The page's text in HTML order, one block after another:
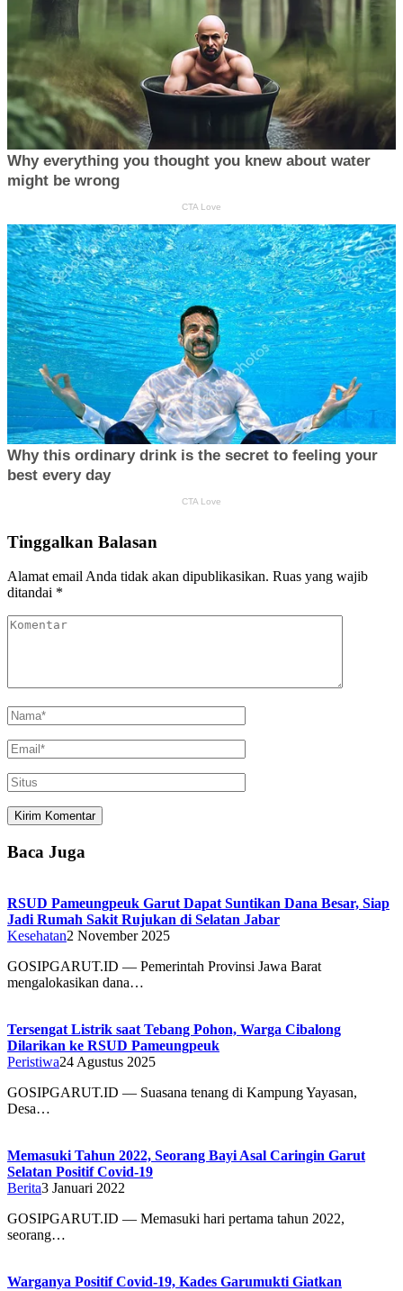
Tinggalkan Balasan
Alamat email Anda tidak akan dipublikasikan. Ruas yang wajib
ditandai *
Baca Juga
RSUD Pameungpeuk Garut Dapat Suntikan Dana Besar, Siap
Jadi Rumah Sakit Rujukan di Selatan Jabar
Kesehatan2 November 2025
GOSIPGARUT.ID — Pemerintah Provinsi Jawa Barat
mengalokasikan dana…
Tersengat Listrik saat Tebang Pohon, Warga Cibalong
Dilarikan ke RSUD Pameungpeuk
Peristiwa24 Agustus 2025
GOSIPGARUT.ID — Suasana tenang di Kampung Yayasan,
Desa…
Memasuki Tahun 2022, Seorang Bayi Asal Caringin Garut
Selatan Positif Covid-19
Berita3 Januari 2022
GOSIPGARUT.ID — Memasuki hari pertama tahun 2022,
seorang…
Warganya Positif Covid-19, Kades Garumukti Giatkan